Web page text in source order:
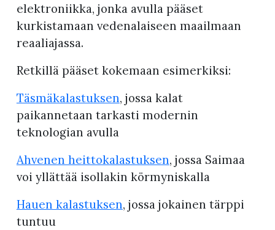
elektroniikka, jonka avulla pääset
kurkistamaan vedenalaiseen maailmaan
reaaliajassa.
Retkillä pääset kokemaan esimerkiksi:
Täsmäkalastuksen, jossa kalat
paikannetaan tarkasti modernin
teknologian avulla
Ahvenen heittokalastuksen, jossa Saimaa
voi yllättää isollakin körmyniskalla
Hauen kalastuksen, jossa jokainen tärppi
tuntuu